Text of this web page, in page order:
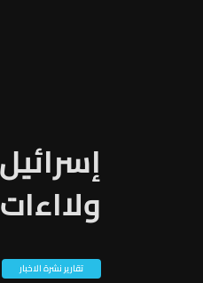
تقارير نشرة الاخبار